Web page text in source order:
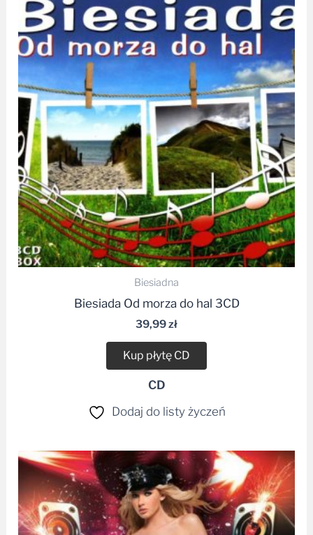
Biesiadna
Biesiada Od morza do hal 3CD
39,99zł
Kup płytę CD
CD
Dodaj do listy życzeń